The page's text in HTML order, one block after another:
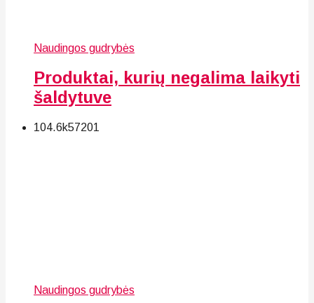
Naudingos gudrybės
Produktai, kurių negalima laikyti
šaldytuve
104.6k57201
Naudingos gudrybės